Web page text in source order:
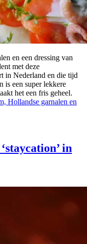
en een dressing van
met deze
in Nederland en die tijd
is een super lekkere
het een fris geheel.
Hollandse garnalen en
in